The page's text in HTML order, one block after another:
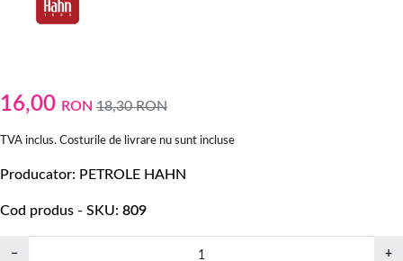
16,00 RON 18,30RON
TVA inclus. Costurile de livrare nu sunt incluse
Producator PETROLE HAHN
Cod produs - SKU 809
− +